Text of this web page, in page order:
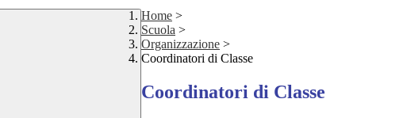
Home >
Scuola >
Organizzazione >
Coordinatori di Classe
Coordinatori di Classe